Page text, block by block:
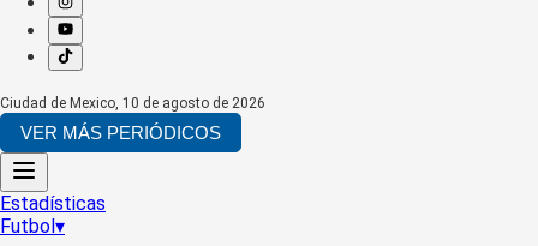
Ciudad de Mexico, 10 de agosto de 2026
VER MÁS PERIÓDICOS
Estadísticas
Futbol▾